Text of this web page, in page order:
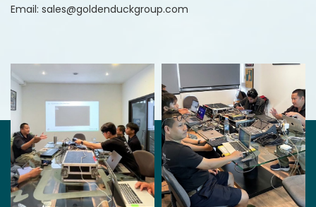
Email: sales@goldenduckgroup.com